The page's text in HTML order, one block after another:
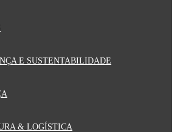
E SUSTENTABILIDADE
& LOGÍSTICA